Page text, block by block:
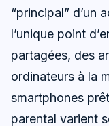
“principal” d’un
l’unique point
partagées, des
ordinateurs à la
smartphones
parental varient